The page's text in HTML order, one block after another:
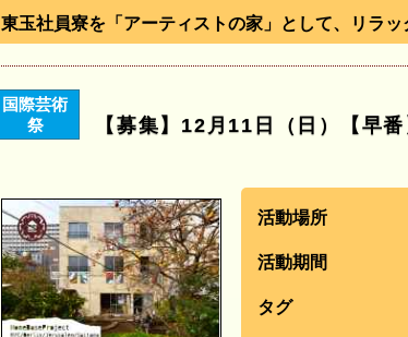
東玉社員寮を「アーティストの家」として、リラ
国際芸術
祭
【募集】12月11日（日）【早
活動場所
活動期間
タグ